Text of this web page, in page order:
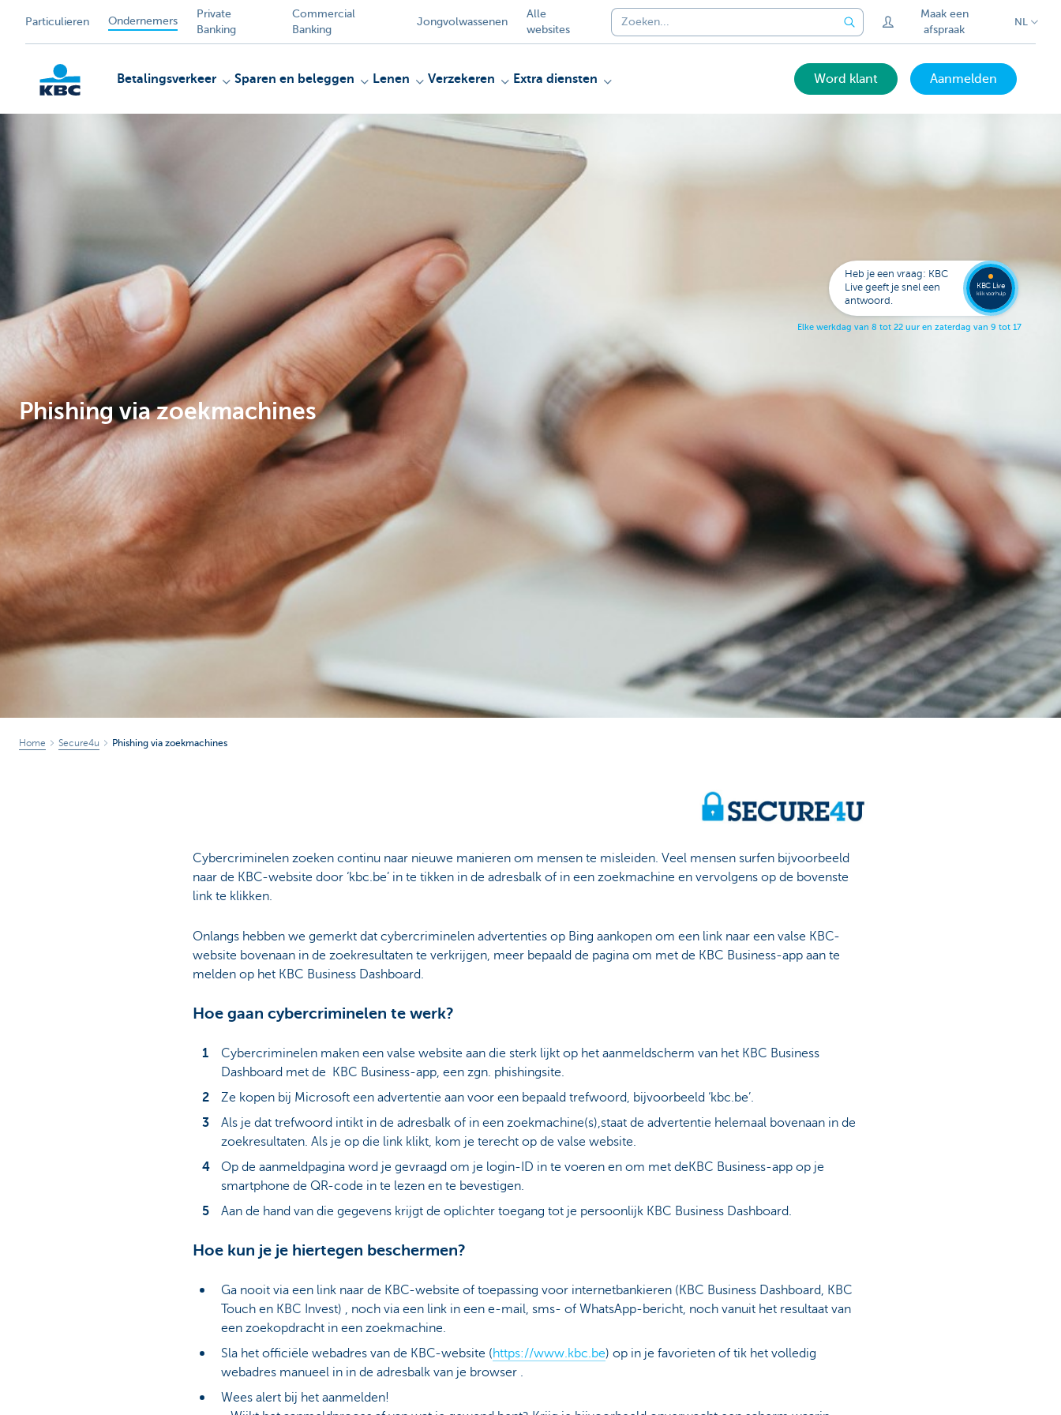
Particulieren Ondernemers
Private
Banking
Commercial
Banking
Jongvolwassenen
Alle
websites
Maak een
afspraak
NL
Ondernemers
Betalingsverkeer Sparen en beleggen Lenen Verzekeren Extra diensten Word klant Aanmelden
Phishing via zoekmachines
Home Secure4u Phishing via zoekmachines
Cybercriminelen zoeken continu naar nieuwe manieren om mensen te misleiden. Veel mensen surfen bijvoorbeeld
naar de KBC-website door ‘kbc.be’ in te tikken in de adresbalk of in een zoekmachine en vervolgens op de bovenste
link te klikken.
Onlangs hebben we gemerkt dat cybercriminelen advertenties op Bing aankopen om een link naar een valse KBC-
website bovenaan in de zoekresultaten te verkrijgen, meer bepaald de pagina om met de KBC Business-app aan te
melden op het KBC Business Dashboard.
Hoe gaan cybercriminelen te werk?
Cybercriminelen maken een valse website aan die sterk lijkt op het aanmeldscherm van het KBC Business
Dashboard met de KBC Business-app, een zgn. phishingsite.
Ze kopen bij Microsoft een advertentie aan voor een bepaald trefwoord, bijvoorbeeld ‘kbc.be’.
Als je dat trefwoord intikt in de adresbalk of in een zoekmachine(s),staat de advertentie helemaal bovenaan in de
zoekresultaten. Als je op die link klikt, kom je terecht op de valse website.
Op de aanmeldpagina word je gevraagd om je login-ID in te voeren en om met deKBC Business-app op je
smartphone de QR-code in te lezen en te bevestigen.
Aan de hand van die gegevens krijgt de oplichter toegang tot je persoonlijk KBC Business Dashboard.
Hoe kun je je hiertegen beschermen?
Ga nooit via een link naar de KBC-website of toepassing voor internetbankieren (KBC Business Dashboard, KBC
Touch en KBC Invest) , noch via een link in een e-mail, sms- of WhatsApp-bericht, noch vanuit het resultaat van
een zoekopdracht in een zoekmachine.
Sla het officiële webadres van de KBC-website (https://www.kbc.be) op in je favorieten of tik het volledig
webadres manueel in in de adresbalk van je browser .
Wees alert bij het aanmelden!
Heb je een vraag: KBC
Live geeft je snel een
antwoord.
Elke werkdag van 8 tot 22 uur en zaterdag van 9 tot 17
KBC Live
klik voor hulp
Laat je